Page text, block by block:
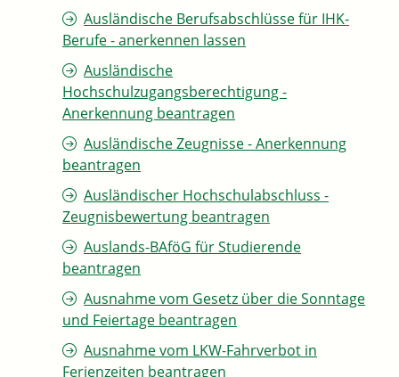
Ausländische Berufsabschlüsse für IHK-
Berufe - anerkennen lassen
Ausländische
Hochschulzugangsberechtigung -
Anerkennung beantragen
Ausländische Zeugnisse - Anerkennung
beantragen
Ausländischer Hochschulabschluss -
Zeugnisbewertung beantragen
Auslands-BAföG für Studierende
beantragen
Ausnahme vom Gesetz über die Sonntage
und Feiertage beantragen
Ausnahme vom LKW-Fahrverbot in
Ferienzeiten beantragen